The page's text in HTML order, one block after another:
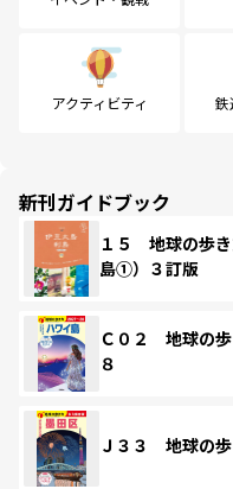
アクティビティ 鉄
新刊ガイドブック
１５ 地球の歩
島①）３訂版
Ｃ０２ 地球の
８
Ｊ３３ 地球の